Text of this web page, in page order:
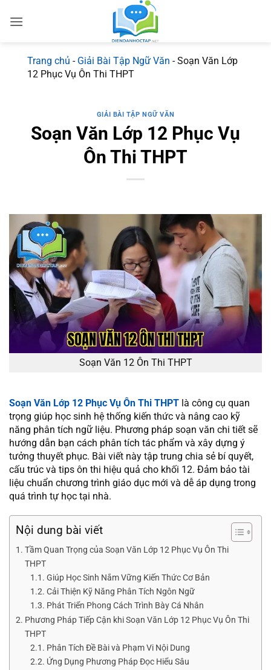
qua
Trang chủ - Giải Bài Tập Ngữ Văn -Soạn Văn Lớp
12 Phục Vụ Ôn Thi THPT
GIẢI BÀI TẬP NGỮ VĂN
Soạn Văn Lớp 12 Phục Vụ
Ôn Thi THPT
Soạn Văn 12 Ôn Thi THPT
Soạn Văn Lớp 12 Phục Vụ Ôn Thi THPT là công cụ quan
trọng giúp học sinh hệ thống kiến thức và nâng cao kỹ
năng phân tích ngữ liệu. Phương pháp soạn văn chi tiết sẽ
hướng dẫn bạn cách phân tích tác phẩm và xây dựng ý
tưởng thuyết phục. Bài viết này tập trung chia sẻ bí quyết,
cấu trúc và tips ôn thi hiệu quả cho khối 12. Đảm bảo tài
liệu chuẩn chương trình giáo dục mới và dễ áp dụng trong
quá trình tự học tại nhà.
Nội dung bài viết
Tầm Quan Trọng của Soạn Văn Lớp 12 Phục Vụ Ôn Thi
THPT
Giúp Học Sinh Nắm Vững Kiến Thức Cơ Bản
Cải Thiện Kỹ Năng Phân Tích Ngôn Ngữ
Phát Triển Phong Cách Trình Bày Cá Nhân
Phương Pháp Tiếp Cận khi Soạn Văn Lớp 12 Phục Vụ Ôn Thi
THPT
Phân Tích Đề Bài và Phạm Vi Nội Dung
Ứng Dụng Phương Pháp Đọc Hiểu Sâu